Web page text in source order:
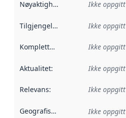
Nøyaktighet Ikke oppgitt
Tilgjengelighet Ikke oppgitt
Kompletthet Ikke oppgitt
Aktualitet: Ikke oppgitt
Relevans: Ikke oppgitt
Geografisk avgrensning :
Ikke oppgitt